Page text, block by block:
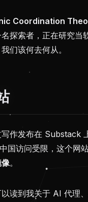
Coordination
探索者，正在研究当
们该何去何从。
作发布在 Substack
国访问受限，这个网
。
读到我关于 AI 代理